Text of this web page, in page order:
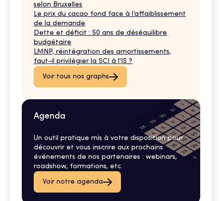
selon Bruxelles
Le prix du cacao fond face à l’affaiblissement
de la demande
Dette et déficit : 50 ans de déséquilibre
budgétaire
LMNP, réintégration des amortissements,
faut-il privilégier la SCI à l'IS ?
Voir tous nos graphs
Agenda
Un outil pratique mis à votre disposition pour
découvrir et vous inscrire aux prochains
événements de nos partenaires : webinars,
roadshow, formations, etc.
Voir notre agenda